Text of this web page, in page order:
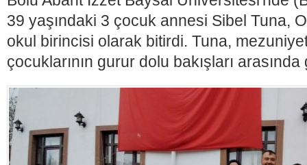
39 yaşındaki 3 çocuk annesi Sibel Tuna,
okul birincisi olarak bitirdi. Tuna,
çocuklarının gurur dolu bakışları arasında